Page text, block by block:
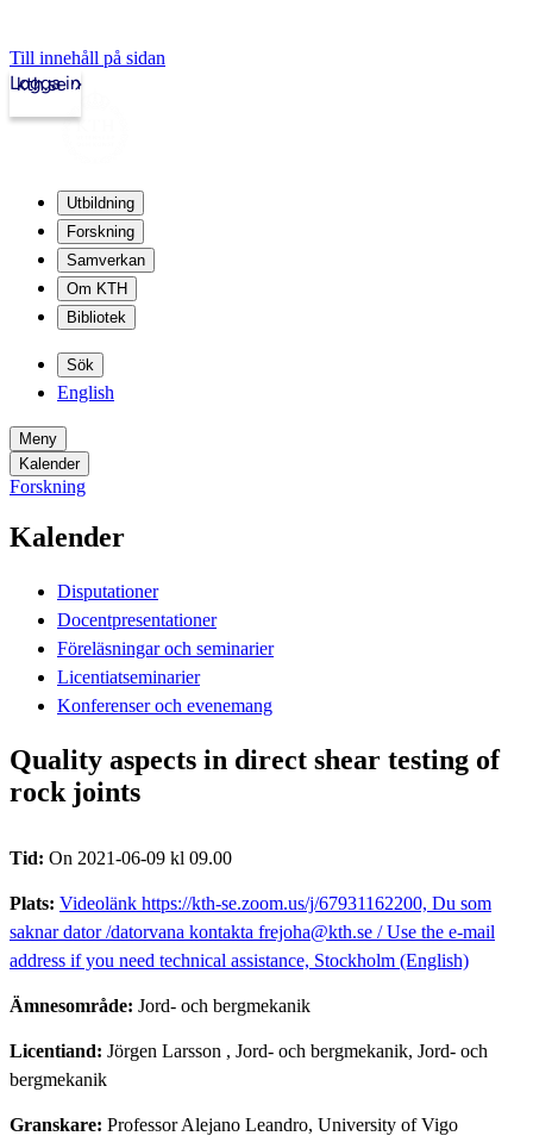
Till innehåll på sidan
kth.se
Logga in
Utbildning
Forskning
Samverkan
Om KTH
Bibliotek
Sök
English
Meny
Kalender
Forskning
Kalender
Disputationer
Docentpresentationer
Föreläsningar och seminarier
Licentiatseminarier
Konferenser och evenemang
Quality aspects in direct shear testing of
rock joints
Tid: On 2021-06-09 kl 09.00
Plats: Videolänk https://kth-se.zoom.us/j/67931162200, Du som
saknar dator /datorvana kontakta frejoha@kth.se / Use the e-mail
address if you need technical assistance, Stockholm (English)
Ämnesområde: Jord- och bergmekanik
Licentiand: Jörgen Larsson , Jord- och bergmekanik, Jord- och
bergmekanik
Granskare: Professor Alejano Leandro, University of Vigo